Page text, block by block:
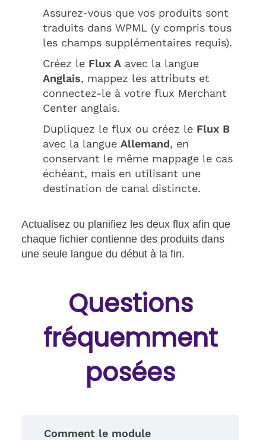
Assurez-vous que vos produits sont
traduits dans WPML (y compris tous
les champs supplémentaires requis).
Créez le Flux A avec la langue
Anglais, mappez les attributs et
connectez-le à votre flux Merchant
Center anglais.
Dupliquez le flux ou créez le Flux B
avec la langue Allemand, en
conservant le même mappage le cas
échéant, mais en utilisant une
destination de canal distincte.
Actualisez ou planifiez les deux flux afin que
chaque fichier contienne des produits dans
une seule langue du début à la fin.
Questions
fréquemment
posées
Comment le module